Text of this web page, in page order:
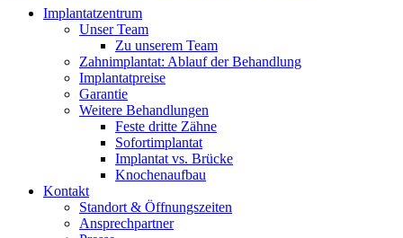
Implantatzentrum
Unser Team
Zu unserem Team
Zahnimplantat: Ablauf der Behandlung
Implantatpreise
Garantie
Weitere Behandlungen
Feste dritte Zähne
Sofortimplantat
Implantat vs. Brücke
Knochenaufbau
Kontakt
Standort & Öffnungszeiten
Ansprechpartner